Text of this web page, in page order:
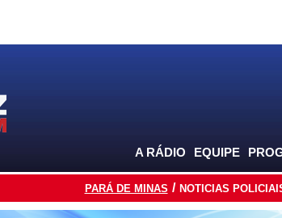
A RÁDIO EQUIPE
PARÁ DE MINAS NOTICIAS